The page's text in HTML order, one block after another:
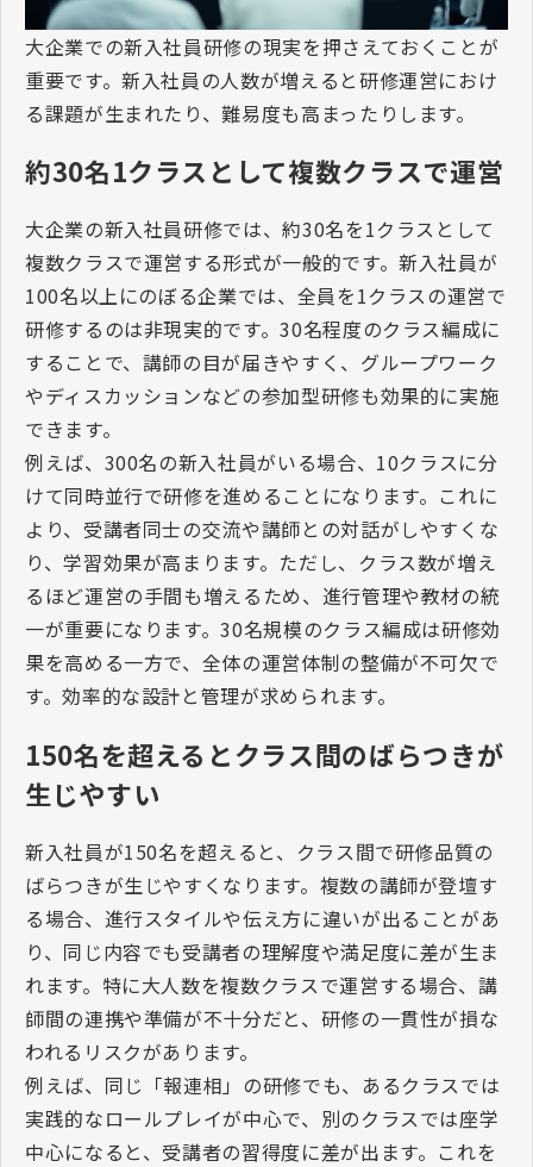
大企業での新入社員研修の現実を押さえておくことが
重要です。新入社員の人数が増えると研修運営におけ
る課題が生まれたり、難易度も高まったりします。
約30名1クラスとして複数クラスで運営
大企業の新入社員研修では、約30名を1クラスとして
複数クラスで運営する形式が一般的です。新入社員が
100名以上にのぼる企業では、全員を1クラスの運営で
研修するのは非現実的です。30名程度のクラス編成に
することで、講師の目が届きやすく、グループワーク
やディスカッションなどの参加型研修も効果的に実施
できます。
例えば、 300名の新入社員がいる場合、 10クラスに分
けて同時並行で研修を進めることになります。これに
より、受講者同士の交流や講師との対話がしやすくな
り、学習効果が高まります。ただし、クラス数が増え
るほど運営の手間も増えるため、進行管理や教材の統
一が重要になります。30名規模のクラス編成は研修効
果を高める一方で、全体の運営体制の整備が不可欠で
す。効率的な設計と管理が求められます。
150名を超えるとクラス間のばらつきが
生じやすい
新入社員が150名を超えると、クラス間で研修品質の
ばらつきが生じやすくなります。複数の講師が登壇す
る場合、進行スタイルや伝え方に違いが出ることがあ
り、同じ内容でも受講者の理解度や満足度に差が生ま
れます。特に大人数を複数クラスで運営する場合、講
師間の連携や準備が不十分だと、研修の一貫性が損な
われるリスクがあります。
例えば、同じ「報連相」の研修でも、あるクラスでは
実践的なロールプレイが中心で、別のクラスでは座学
中心になると、受講者の習得度に差が出ます。これを